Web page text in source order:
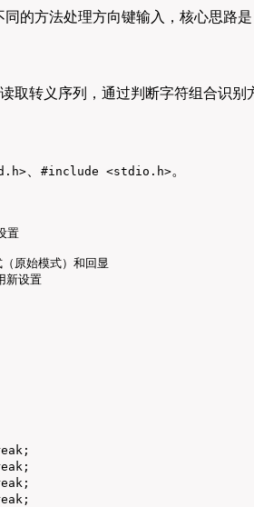
同的方法处理方向键输入，核心思路
取转义序列，通过判断字符组合识别
#include <stdio.h>。
置
始模式）和回显
设置